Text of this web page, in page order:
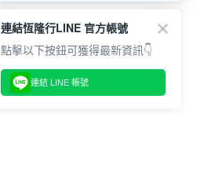
連結恆隆行LINE 官方帳號
點擊以下按鈕可獲得最新資訊👇
連結 LINE 帳號